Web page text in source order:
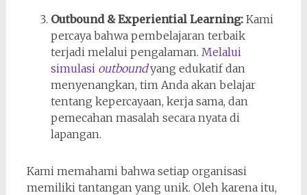
Outbound & Experiential Learning:Kami
percaya bahwa pembelajaran terbaik
terjadi melalui pengalaman. Melalui
simulasi outbound yang edukatif dan
menyenangkan, tim Anda akan belajar
tentang kepercayaan, kerja sama, dan
pemecahan masalah secara nyata di
lapangan.
Kami memahami bahwa setiap organisasi
memiliki tantangan yang unik. Oleh karena itu,